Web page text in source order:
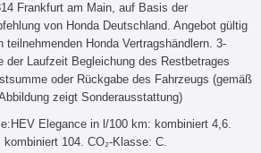
Frankfurt am Main, auf Basis der
von Honda Deutschland. Angebot gültig
teilnehmenden Honda Vertragshändlern. 3-
der Laufzeit Begleichung des Restbetrages
oder Rückgabe des Fahrzeugs (gemäß
zeigt Sonderausstattung)
Elegance in l/100 km: kombiniert 4,6.
104. CO₂-Klasse: C.